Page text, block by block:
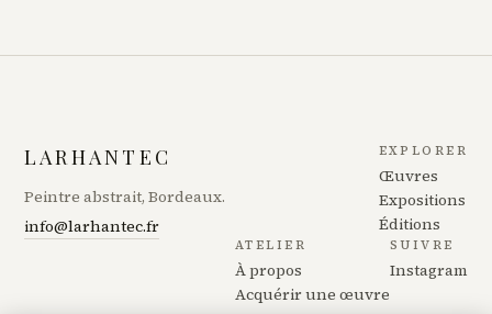
LARHANTEC
Peintre abstrait, Bordeaux.
info@larhantec.fr
EXPLORER
Œuvres
Expositions
Éditions
ATELIER
À propos
Acquérir une œuvre
SUIVRE
Instagram